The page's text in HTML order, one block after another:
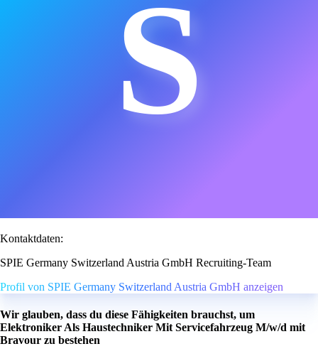
S
Kontaktdaten:
SPIE Germany Switzerland Austria GmbH Recruiting-Team
Profil von SPIE Germany Switzerland Austria GmbH anzeigen
Wir glauben, dass du diese Fähigkeiten brauchst, um
Elektroniker Als Haustechniker Mit Servicefahrzeug M/w/d mit
Bravour zu bestehen